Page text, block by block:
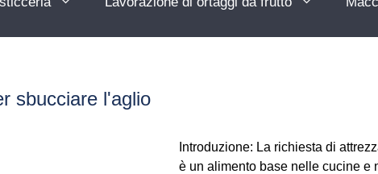
sbucciare l'aglio
Introduzione: La richiesta di
è un alimento base nelle cucine e